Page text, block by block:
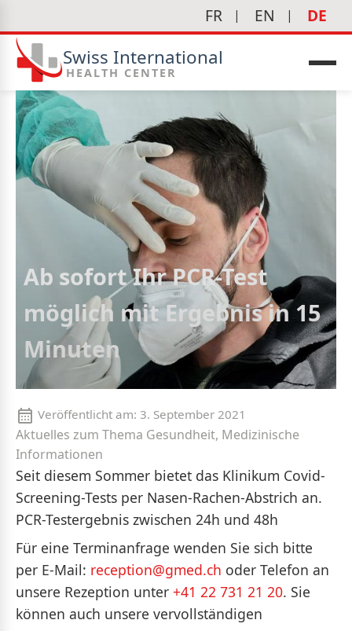
FR EN DE
Swiss International
HEALTH CENTER
Ab sofort Ihr PCR-Test
möglich mit Ergebnis in 15
Minuten
Veröffentlicht am: 3. September 2021
Aktuelles zum Thema Gesundheit, Medizinische
Informationen
Seit diesem Sommer bietet das Klinikum Covid-
Screening-Tests per Nasen-Rachen-Abstrich an.
PCR-Testergebnis zwischen 24h und 48h
Für eine Terminanfrage wenden Sie sich bitte
per E-Mail: reception@gmed.ch oder Telefon an
unsere Rezeption unter +41 22 731 21 20. Sie
können auch unsere vervollständigen